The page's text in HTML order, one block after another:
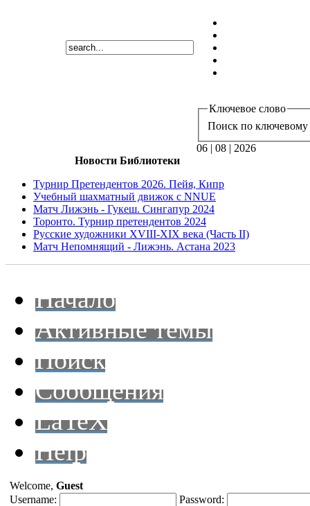
Ключевое слово
Поиск по ключевому
06 | 08 | 2026
Новости Библиотеки
Турнир Претендентов 2026. Пейя, Кипр
Учебный шахматный движок с NNUE
Матч Лижэнь - Гукеш. Сингапур 2024
Торонто. Турнир претендентов 2024
Русские художники XVIII-XIX века (Часть II)
Матч Непомнящий - Лижэнь. Астана 2023
Начало
Активные темы
Поиск
Сообщения
LaTeX
Help
Welcome, Guest
Username:
Password: